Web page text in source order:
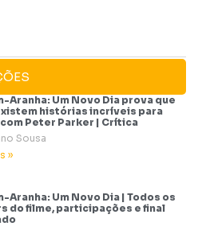
Aranha: Um Novo Dia prova que
histórias incríveis para
Peter Parker | Crítica
Sousa
»
Aranha: Um Novo Dia | Todos os
do filme, participações e final